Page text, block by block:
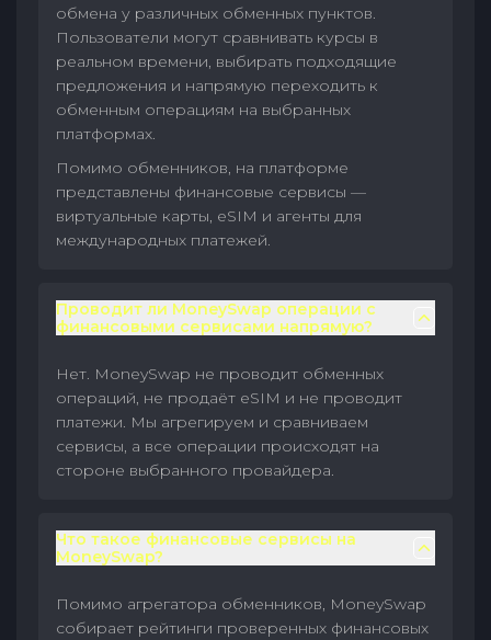
обмена у различных обменных пунктов.
Пользователи могут сравнивать курсы в
реальном времени, выбирать подходящие
предложения и напрямую переходить к
обменным операциям на выбранных
платформах.
Помимо обменников, на платформе
представлены финансовые сервисы —
виртуальные карты, eSIM и агенты для
международных платежей.
Проводит ли MoneySwap операции с
финансовыми сервисами напрямую?
Нет. MoneySwap не проводит обменных
операций, не продаёт eSIM и не проводит
платежи. Мы агрегируем и сравниваем
сервисы, а все операции происходят на
стороне выбранного провайдера.
Что такое финансовые сервисы на
MoneySwap?
Помимо агрегатора обменников, MoneySwap
собирает рейтинги проверенных финансовых